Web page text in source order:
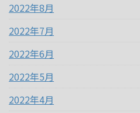
2022年8月
2022年7月
2022年6月
2022年5月
2022年4月